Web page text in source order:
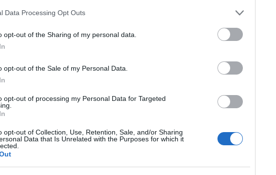
Data Processing Opt Outs
opt-out of the Sharing of my personal data.
opt-out of the Sale of my Personal Data.
opt-out of processing my Personal Data for Targeted
opt-out of Collection, Use, Retention, Sale, and/or Sharing
Data that Is Unrelated with the Purposes for which it
για πολλά θύματα